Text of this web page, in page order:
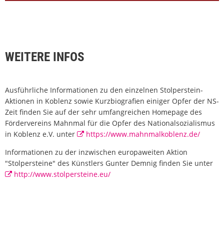
WEITERE INFOS
Ausführliche Informationen zu den einzelnen Stolperstein-
Aktionen in Koblenz sowie Kurzbiografien einiger Opfer der NS-
Zeit finden Sie auf der sehr umfangreichen Homepage des
Fördervereins Mahnmal für die Opfer des Nationalsozialismus
in Koblenz e.V. unter
https://www.mahnmalkoblenz.de/
Informationen zu der inzwischen europaweiten Aktion
"Stolpersteine" des Künstlers Gunter Demnig finden Sie unter
http://www.stolpersteine.eu/